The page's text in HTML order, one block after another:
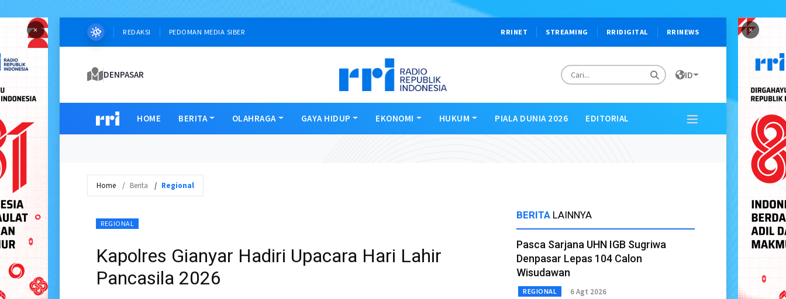
× ×
REDAKSI PEDOMAN MEDIA SIBER RRINET STREAMING RRIDIGITAL RRINEWS
DENPASAR ID
HOME BERITA OLAHRAGA GAYA HIDUP EKONOMI HUKUM PIALA DUNIA 2026 EDITORIAL
Home Berita Regional
REGIONAL
Kapolres Gianyar Hadiri Upacara Hari Lahir
Pancasila 2026
BERITA LAINNYA
Pasca Sarjana UHN IGB Sugriwa
Denpasar Lepas 104 Calon
Wisudawan
REGIONAL 6 Agt 2026